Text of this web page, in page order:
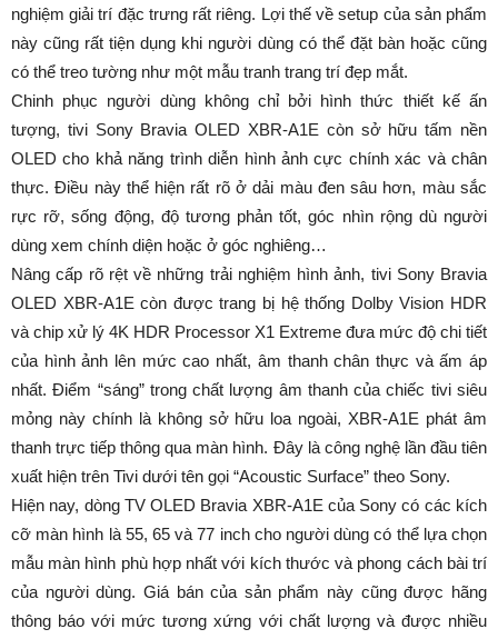
nghiệm giải trí đặc trưng rất riêng. Lợi thế về setup của sản phẩm
này cũng rất tiện dụng khi người dùng có thể đặt bàn hoặc cũng
có thể treo tường như một mẫu tranh trang trí đẹp mắt.
Chinh phục người dùng không chỉ bởi hình thức thiết kế ấn
tượng, tivi Sony Bravia OLED XBR-A1E còn sở hữu tấm nền
OLED cho khả năng trình diễn hình ảnh cực chính xác và chân
thực. Điều này thể hiện rất rõ ở dải màu đen sâu hơn, màu sắc
rực rỡ, sống động, độ tương phản tốt, góc nhìn rộng dù người
dùng xem chính diện hoặc ở góc nghiêng…
Nâng cấp rõ rệt về những trải nghiệm hình ảnh, tivi Sony Bravia
OLED XBR-A1E còn được trang bị hệ thống Dolby Vision HDR
và chip xử lý 4K HDR Processor X1 Extreme đưa mức độ chi tiết
của hình ảnh lên mức cao nhất, âm thanh chân thực và ấm áp
nhất. Điểm “sáng” trong chất lượng âm thanh của chiếc tivi siêu
mỏng này chính là không sở hữu loa ngoài, XBR-A1E phát âm
thanh trực tiếp thông qua màn hình. Đây là công nghệ lần đầu tiên
xuất hiện trên Tivi dưới tên gọi “Acoustic Surface” theo Sony.
Hiện nay, dòng TV OLED Bravia XBR-A1E của Sony có các kích
cỡ màn hình là 55, 65 và 77 inch cho người dùng có thể lựa chọn
mẫu màn hình phù hợp nhất với kích thước và phong cách bài trí
của người dùng. Giá bán của sản phẩm này cũng được hãng
thông báo với mức tương xứng với chất lượng và được nhiều